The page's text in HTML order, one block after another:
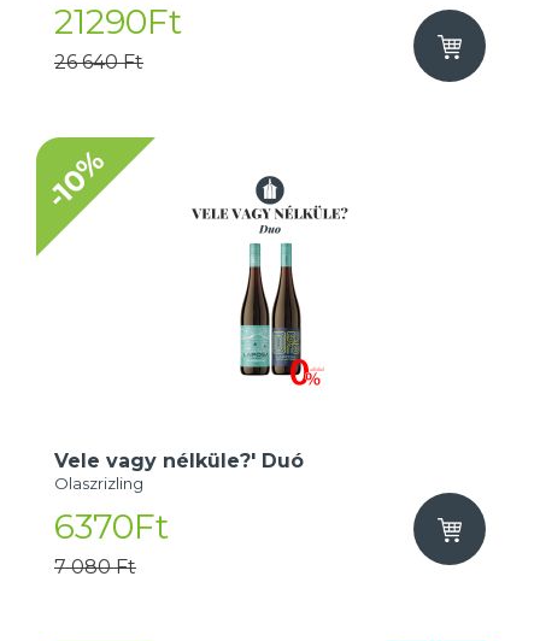
21290Ft
26 640 Ft
-10%
Vele vagy nélküle?' Duó
Olaszrizling
6370Ft
7 080 Ft